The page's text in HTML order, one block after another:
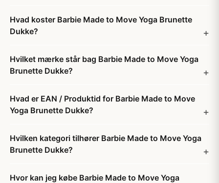
Hvad koster Barbie Made to Move Yoga Brunette
Dukke?
Hvilket mærke står bag Barbie Made to Move Yoga
Brunette Dukke?
Hvad er EAN / Produktid for Barbie Made to Move
Yoga Brunette Dukke?
Hvilken kategori tilhører Barbie Made to Move Yoga
Brunette Dukke?
Hvor kan jeg købe Barbie Made to Move Yoga